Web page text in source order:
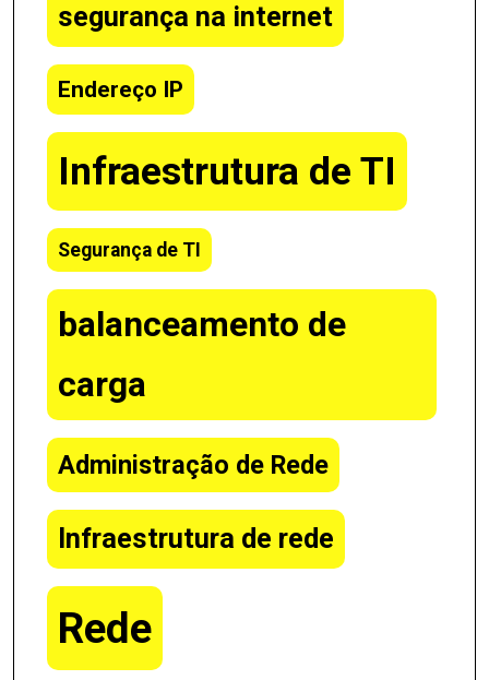
segurança na internet
Endereço IP
Infraestrutura de TI
Segurança de TI
balanceamento de
carga
Administração de Rede
Infraestrutura de rede
Rede